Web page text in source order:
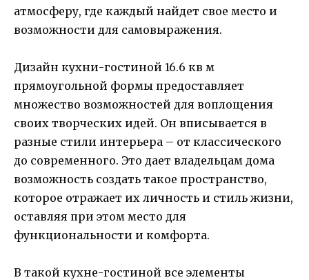
атмосферу, где каждый найдет свое место и
возможности для самовыражения.
Дизайн кухни-гостиной 16.6 кв м
прямоугольной формы предоставляет
множество возможностей для воплощения
своих творческих идей. Он вписывается в
разные стили интерьера – от классического
до современного. Это дает владельцам дома
возможность создать такое пространство,
которое отражает их личность и стиль жизни,
оставляя при этом место для
функциональности и комфорта.
В такой кухне-гостиной все элементы